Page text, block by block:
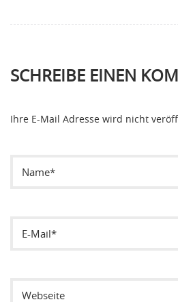
SCHREIBE EINEN
Ihre E-Mail Adresse wird nicht